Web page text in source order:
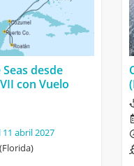
desde
con Vuelo
abril 2027